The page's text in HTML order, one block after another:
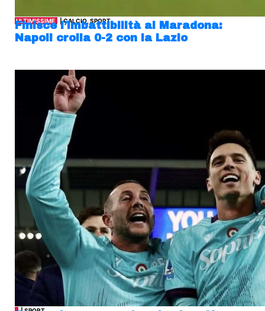
ULTIMISSIME | CALCIO, SPORT
Finisce l’imbattibilità al Maradona:
Napoli crolla 0-2 con la Lazio